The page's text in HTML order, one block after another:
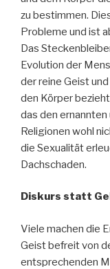
zu bestimmen.
Probleme und ist
Das
Evolution der
der reine Geist
den Körper
das den
Religionen wohl
die Sexualität
Dachschaden.
Diskurs statt
Viele machen die
Geist befreit von
entsprechenden